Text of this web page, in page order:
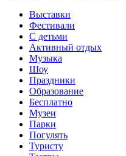
Выставки
Фестивали
С детьми
Активный отдых
Музыка
Шоу
Праздники
Образование
Бесплатно
Музеи
Парки
Погулять
Туристу